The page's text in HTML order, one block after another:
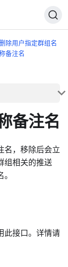
除用户指定群组名
备注名
备注名
名，移除后会立
组相关的推送
此接口。详情请